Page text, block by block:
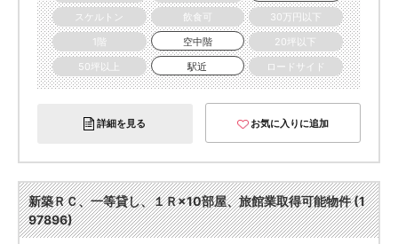
スケルトン
飲食可
30万円以下
1階
空中階
20坪以下
50坪以上
駅近 ロードサイド
詳細を見る お気に入りに追加
新築ＲＣ、一等貸し、１Ｒ×10部屋、旅館業取得可能物件 (1
97896)